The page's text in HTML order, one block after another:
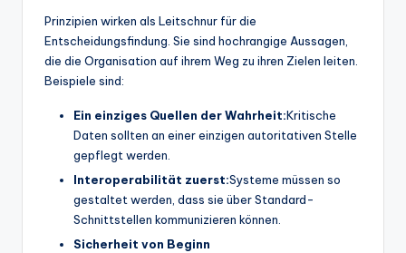
Prinzipien wirken als Leitschnur für die
Entscheidungsfindung. Sie sind hochrangige Aussagen,
die die Organisation auf ihrem Weg zu ihren Zielen leiten.
Beispiele sind:
Ein einziges Quellen der Wahrheit:Kritische
Daten sollten an einer einzigen autoritativen Stelle
gepflegt werden.
Interoperabilität zuerst:Systeme müssen so
gestaltet werden, dass sie über Standard-
Schnittstellen kommunizieren können.
Sicherheit von Beginn